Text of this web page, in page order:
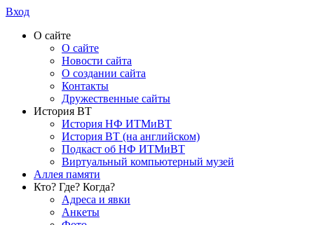
Вход
О сайте
О сайте
Новости сайта
О создании сайта
Контакты
Дружественные сайты
История ВТ
История НФ ИТМиВТ
История ВТ (на английском)
Подкаст об НФ ИТМиВТ
Виртуальный компьютерный музей
Аллея памяти
Кто? Где? Когда?
Адреса и явки
Анкеты